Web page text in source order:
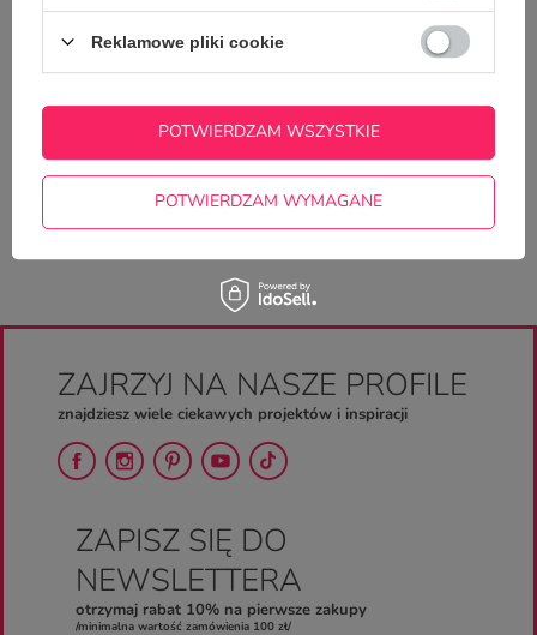
Potrzebujesz pomocy? Masz pytania?
Zadaj pytanie a my odpowiemy
niezwłocznie, najciekawsze pytania i
ZADAJ PYTANIE
ZAJRZYJ NA NASZE PROFILE
znajdziesz wiele ciekawych projektów i inspiracji
ZAPISZ SIĘ DO
NEWSLETTERA
otrzymaj rabat 10% na pierwsze zakupy
/minimalna wartość zamówienia 100 zł/
Reklamowe pliki cookie
POTWIERDZAM WYMAGANE
POTWIERDZAM WSZYSTKIE